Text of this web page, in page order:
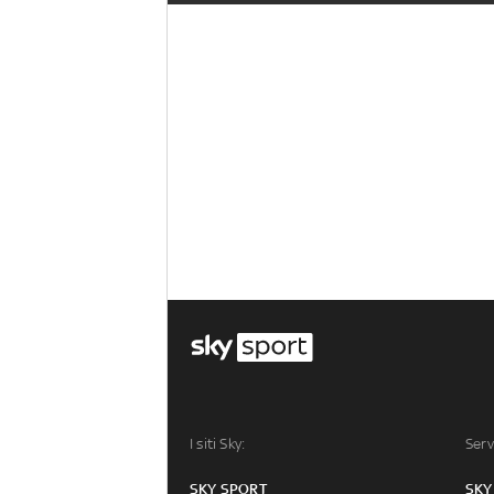
I siti Sky:
SKY SPORT